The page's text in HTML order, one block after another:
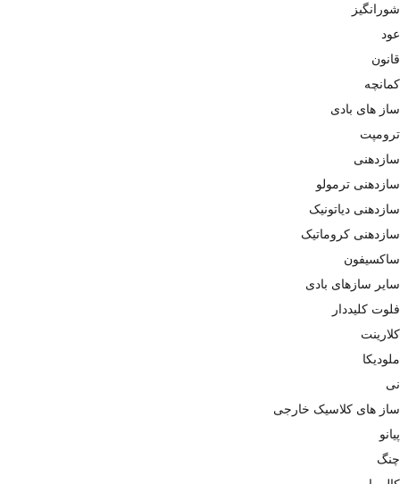
شورانگیز
عود
قانون
کمانچه
ساز های بادی
ترومپت
سازدهنی
سازدهنی ترمولو
سازدهنی دیاتونیک
سازدهنی کروماتیک
ساکسیفون
سایر سازهای بادی
فلوت کلیددار
کلارینت
ملودیکا
نی
ساز های کلاسیک خارجی
پیانو
چنگ